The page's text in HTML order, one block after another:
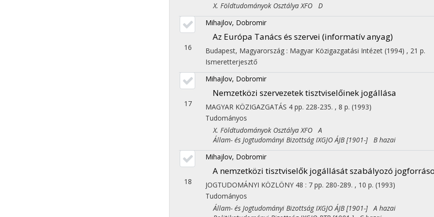
X. Földtudományok Osztálya XFO D
16
Mihajlov, Dobromir
Az Európa Tanács és szervei (informatív anyag)
Budapest, Magyarország : Magyar Közigazgatási Intézet (1994) , 21 p.
Ismeretterjesztő
17
Mihajlov, Dobromir
Nemzetközi szervezetek tisztviselőinek jogállása
MAGYAR KÖZIGAZGATÁS 4 pp. 228-235. , 8 p. (1993)
Tudományos
X. Földtudományok Osztálya XFO A
Állam- és Jogtudományi Bizottság IXGJO ÁJB [1901-] B hazai
18
Mihajlov, Dobromir
A nemzetközi tisztviselők jogállását szabályozó
JOGTUDOMÁNYI KÖZLÖNY 48 : 7 pp. 280-289. , 10 p. (1993)
Tudományos
Állam- és Jogtudományi Bizottság IXGJO ÁJB [1901-] A hazai